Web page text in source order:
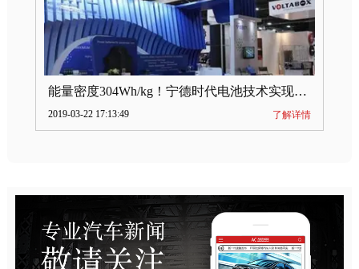
能量密度304Wh/kg！宁德时代电池技术实现突破
2019-03-22 17:13:49 了解详情